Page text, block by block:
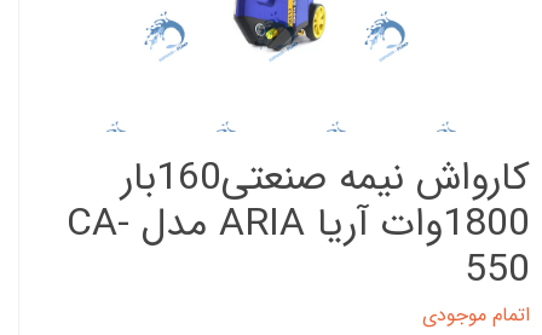
کارواش نیمه صنعتی160بار
1800وات آریا ARIA مدل CA-
550
اتمام موجودی